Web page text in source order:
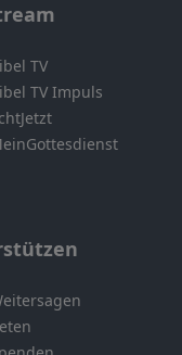
TV
TV Impuls